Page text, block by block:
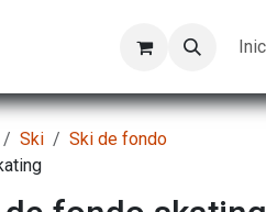
Trabajos
Ski
Ski de fondo